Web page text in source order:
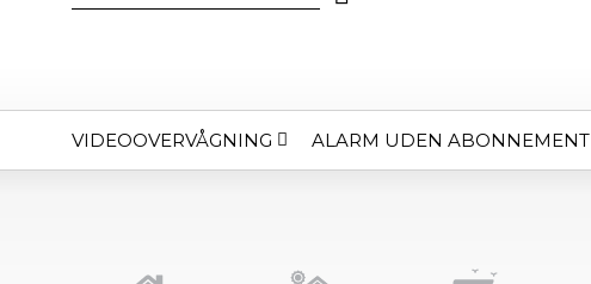
VIDEOOVERVÅGNING ALARM UDEN ABONNEMENT